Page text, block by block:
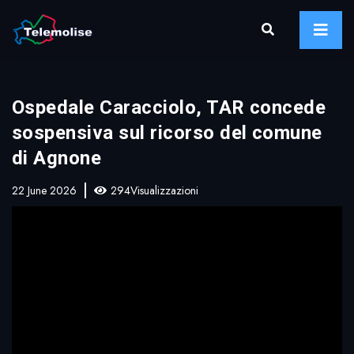
Ospedale Caracciolo, TAR concede
sospensiva sul ricorso del comune
di Agnone
22 June 2026 294Visualizzazioni